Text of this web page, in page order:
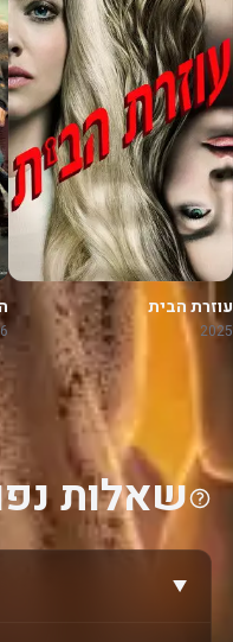
עוזרת הבית
2025
שאלות